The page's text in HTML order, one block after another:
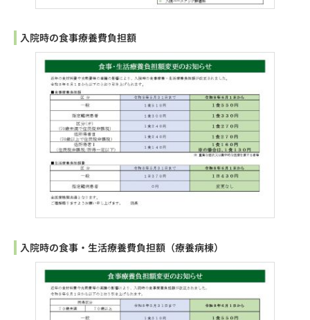
入院時の食事療養費負担額
入院時の食事・生活療養費負担額（療養病棟）